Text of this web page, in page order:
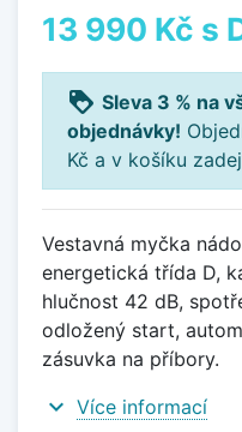
13 990 Kč s
loyalty Sleva 3 % na
objednávky!
Kč a v košíku
Vestavná myčka
energetická třída D,
hlučnost 42 dB,
odložený start,
zásuvka na příbory.
expand_more Více informací